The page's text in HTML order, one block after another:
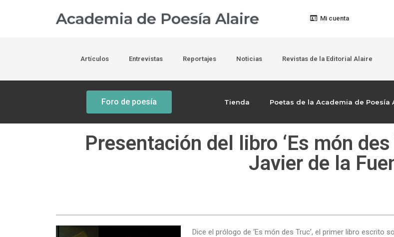
Academia de Poesía Alaire Mi cuenta
Artículos Entrevistas Reportajes Noticias Revistas de la Editorial Alaire
Foro de poesía Tienda Poetas de la Academia de Poesía
Presentación del libro ‘Es món
Javier de la
Dice el prólogo de ‘Es món des Truc’, el primer libro